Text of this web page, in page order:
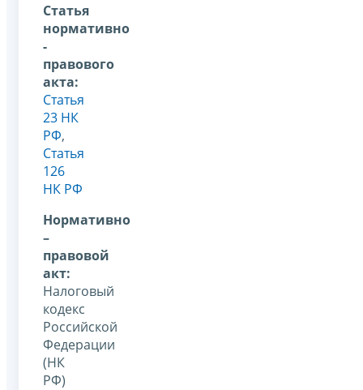
Статья
нормативно
-
правового
акта:
Статья
23 НК
РФ,
Статья
126
НК РФ
Нормативно
–
правовой
акт:
Налоговый
кодекс
Российской
Федерации
(НК
РФ)